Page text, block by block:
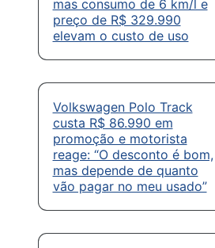
mas consumo de 6 km/l e
preço de R$ 329.990
elevam o custo de uso
Volkswagen Polo Track
custa R$ 86.990 em
promoção e motorista
reage: “O desconto é bom,
mas depende de quanto
vão pagar no meu usado”